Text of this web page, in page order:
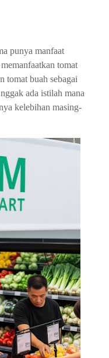
punya manfaat
tomat
tomat buah sebagai
ada istilah mana
kelebihan masing-